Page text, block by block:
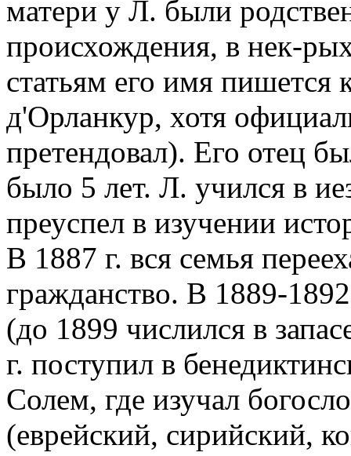
матери у Л. были
происхождения, в нек-
статьям его имя
д'Орланкур, хотя
претендовал). Его отец
было 5 лет. Л. учился в
преуспел в изучении
В 1887 г. вся семья
гражданство. В 1889-
(до 1899 числился в
г. поступил в
Солем, где изучал
(еврейский, сирийский,